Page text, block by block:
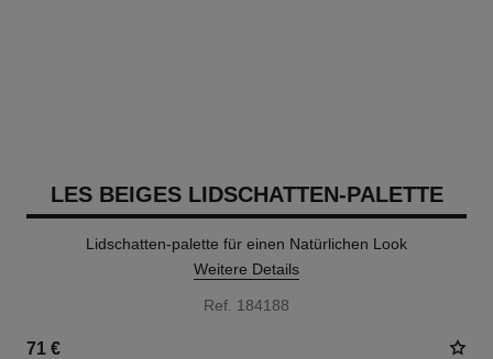
LES BEIGES LIDSCHATTEN-PALETTE
Lidschatten-palette für einen Natürlichen Look
Weitere Details
Ref. 184188
71 €